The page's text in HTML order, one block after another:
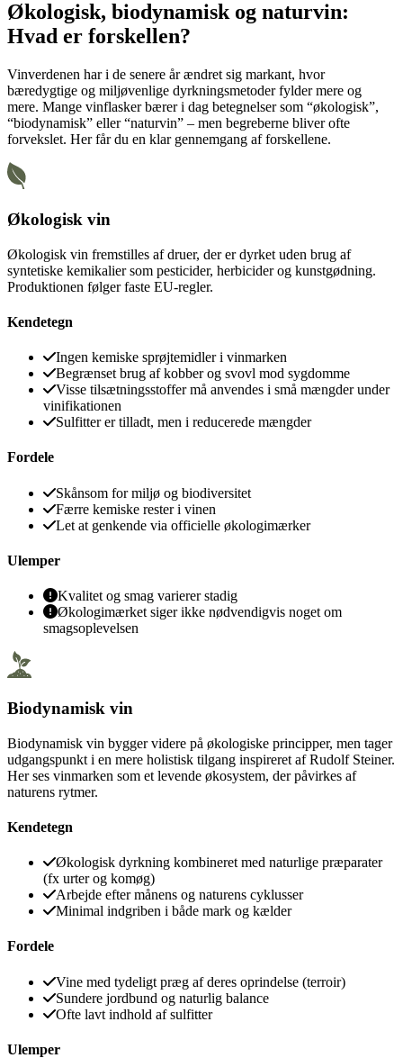
Økologisk, biodynamisk og naturvin:
Hvad er forskellen?
Vinverdenen har i de senere år ændret sig markant, hvor
bæredygtige og miljøvenlige dyrkningsmetoder fylder mere og
mere. Mange vinflasker bærer i dag betegnelser som “økologisk”,
“biodynamisk” eller“naturvin” – men begreberne bliver ofte
forvekslet. Her får du en klar gennemgang af forskellene.
Økologisk vin
Økologisk vin fremstilles af druer, der er dyrket uden brug af
syntetiske kemikalier som pesticider, herbicider og kunstgødning.
Produktionen følger faste EU-regler.
Kendetegn
Ingen kemiske sprøjtemidler i vinmarken
Begrænset brug af kobber og svovl mod sygdomme
Visse tilsætningsstoffer må anvendes i små mængder under
vinifikationen
Sulfitter er tilladt, men i reducerede mængder
Fordele
Skånsom for miljø og biodiversitet
Færre kemiske rester i vinen
Let at genkende via officielle økologimærker
Ulemper
Kvalitet og smag varierer stadig
Økologimærket siger ikke nødvendigvis noget om
smagsoplevelsen
Biodynamisk vin
Biodynamisk vin bygger videre på økologiske principper, men tager
udgangspunkt i en mere holistisk tilgang inspireret af Rudolf Steiner.
Her ses vinmarken som et levende økosystem, der påvirkes af
naturens rytmer.
Kendetegn
Økologisk dyrkning kombineret med naturlige præparater
(fx urter og komøg)
Arbejde efter månens og naturens cyklusser
Minimal indgriben i både mark og kælder
Fordele
Vine med tydeligt præg af deres oprindelse (terroir)
Sundere jordbund og naturlig balance
Ofte lavt indhold af sulfitter
Ulemper